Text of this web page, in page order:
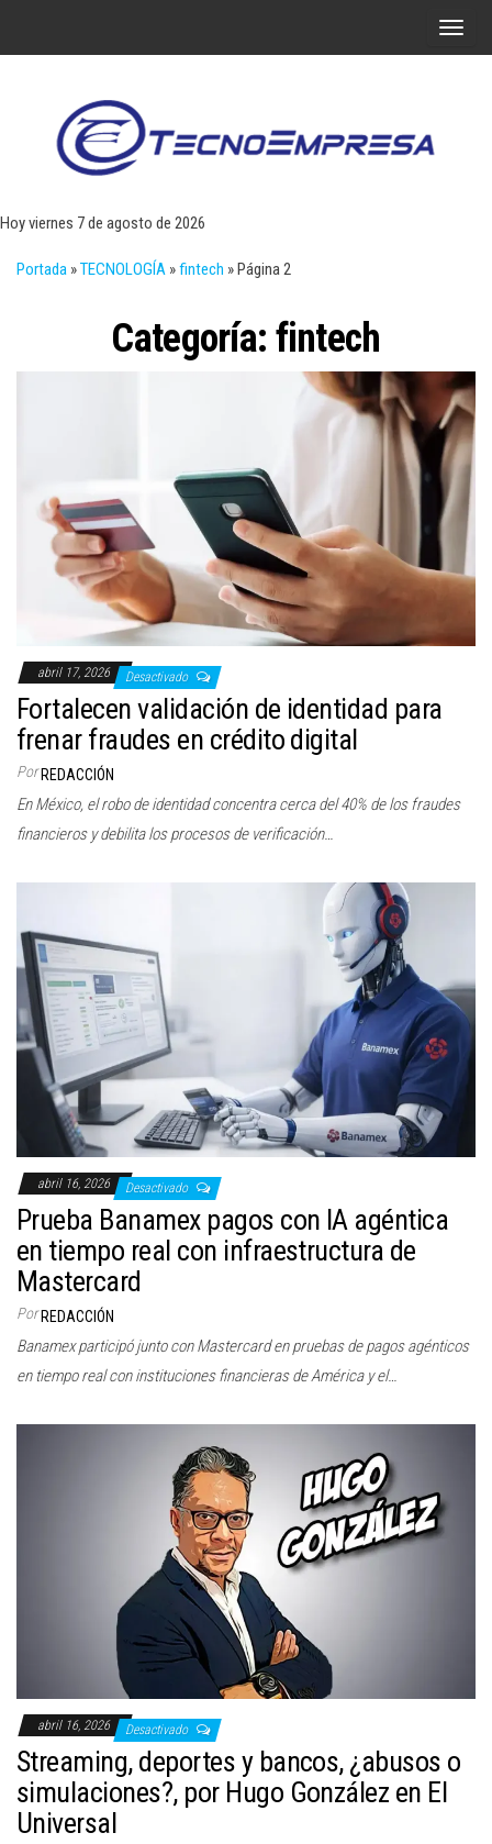
A
v
e
g
c
Hoy viernes 7 de agosto de 2026
Portada »TECNOLOGÍA »fintech »Página 2
Categoría: fintech
abril 17, 2026 Desactivado
Fortalecen validación de identidad para
frenar fraudes en crédito digital
Por REDACCIÓN
En México, el robo de identidad concentra cerca del 40% de los fraudes
financieros y debilita los procesos de verificación…
abril 16, 2026 Desactivado
Prueba Banamex pagos con IA agéntica
en tiempo real con infraestructura de
Mastercard
Por REDACCIÓN
Banamex participó junto con Mastercard en pruebas de pagos agénticos
en tiempo real con instituciones financieras de América y el…
abril 16, 2026 Desactivado
Streaming, deportes y bancos, ¿abusos o
simulaciones?, por Hugo González en El
Universal